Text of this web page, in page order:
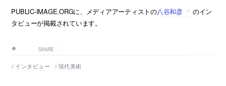
PUBLIC-IMAGE.ORGに、メディアアーティストの八谷和彦
のイン
タビューが掲載されています。
SHARE
インタビュー 現代美術